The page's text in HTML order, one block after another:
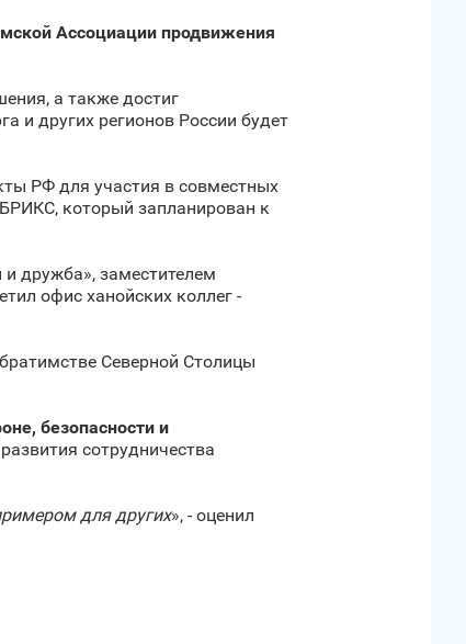
Ассоциации продвижения
а также достиг
и других регионов России будет
РФ для участия в совместных
который запланирован к
дружба», заместителем
офис ханойских коллег -
Северной Столицы
безопасности и
сотрудничества
для других», - оценил